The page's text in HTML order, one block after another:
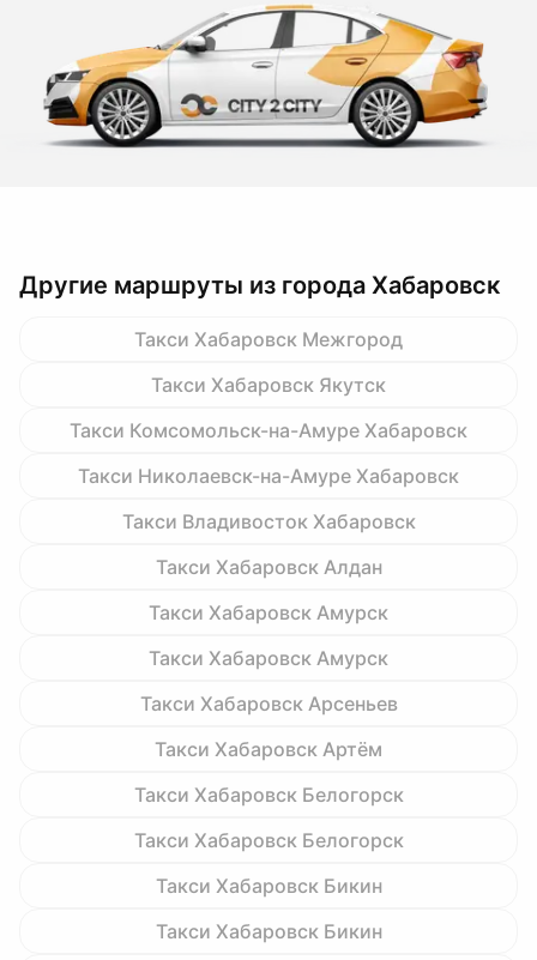
Другие маршруты из города Хабаровск
Такси Хабаровск Межгород
Такси Хабаровск Якутск
Такси Комсомольск-на-Амуре Хабаровск
Такси Николаевск-на-Амуре Хабаровск
Такси Владивосток Хабаровск
Такси Хабаровск Алдан
Такси Хабаровск Амурск
Такси Хабаровск Амурск
Такси Хабаровск Арсеньев
Такси Хабаровск Артём
Такси Хабаровск Белогорск
Такси Хабаровск Белогорск
Такси Хабаровск Бикин
Такси Хабаровск Бикин